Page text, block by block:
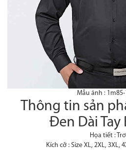
Mẫu ảnh :
Thông tin sản
Đen Dài Tay
Họa tiết :
Kích cỡ : Size XL, 2XL, 3XL,